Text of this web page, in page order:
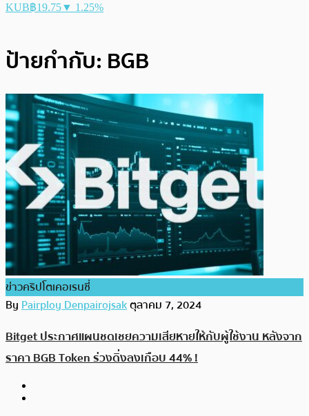
KUB฿19.75▼ 1.25%
ป้ายกำกับ: BGB
ข่าวคริปโตเคอเรนซี่
ByPairploy Denpairojsakตุลาคม 7, 2024
Bitget ประกาศแผนชดเชยความเสียหายให้กับผู้ใช้งาน หลังจาก
ราคา BGB Token ร่วงดิ่งลงเกือบ 44% !